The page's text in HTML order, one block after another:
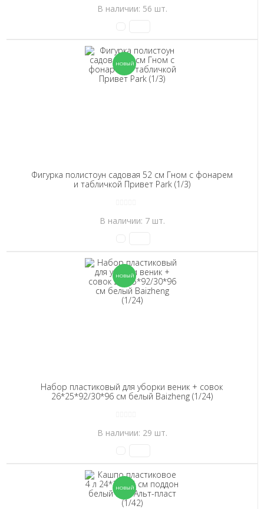
В наличии: 56 шт.
Фигурка полистоун садовая 52 см Гном с фонарем
и табличкой Привет Park (1/3)
В наличии: 7 шт.
Набор пластиковый для уборки веник + совок
26*25*92/30*96 см белый Baizheng (1/24)
В наличии: 29 шт.